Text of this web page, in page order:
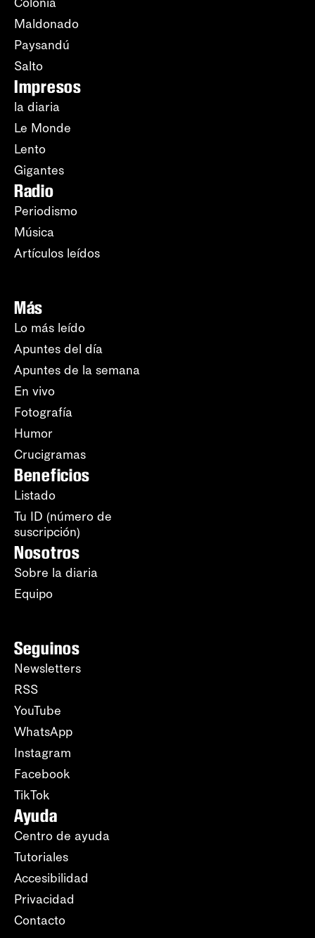
Maldonado
Paysandú
Salto
Impresos
la diaria
Le Monde
Lento
Gigantes
Radio
Periodismo
Música
Artículos leídos
Más
Lo más leído
Apuntes del día
Apuntes de la semana
En vivo
Fotografía
Humor
Crucigramas
Beneficios
Listado
Tu ID (número de
suscripción)
Nosotros
Sobre la diaria
Equipo
Seguinos
Newsletters
RSS
YouTube
WhatsApp
Instagram
Facebook
TikTok
Ayuda
Centro de ayuda
Tutoriales
Accesibilidad
Privacidad
Contacto